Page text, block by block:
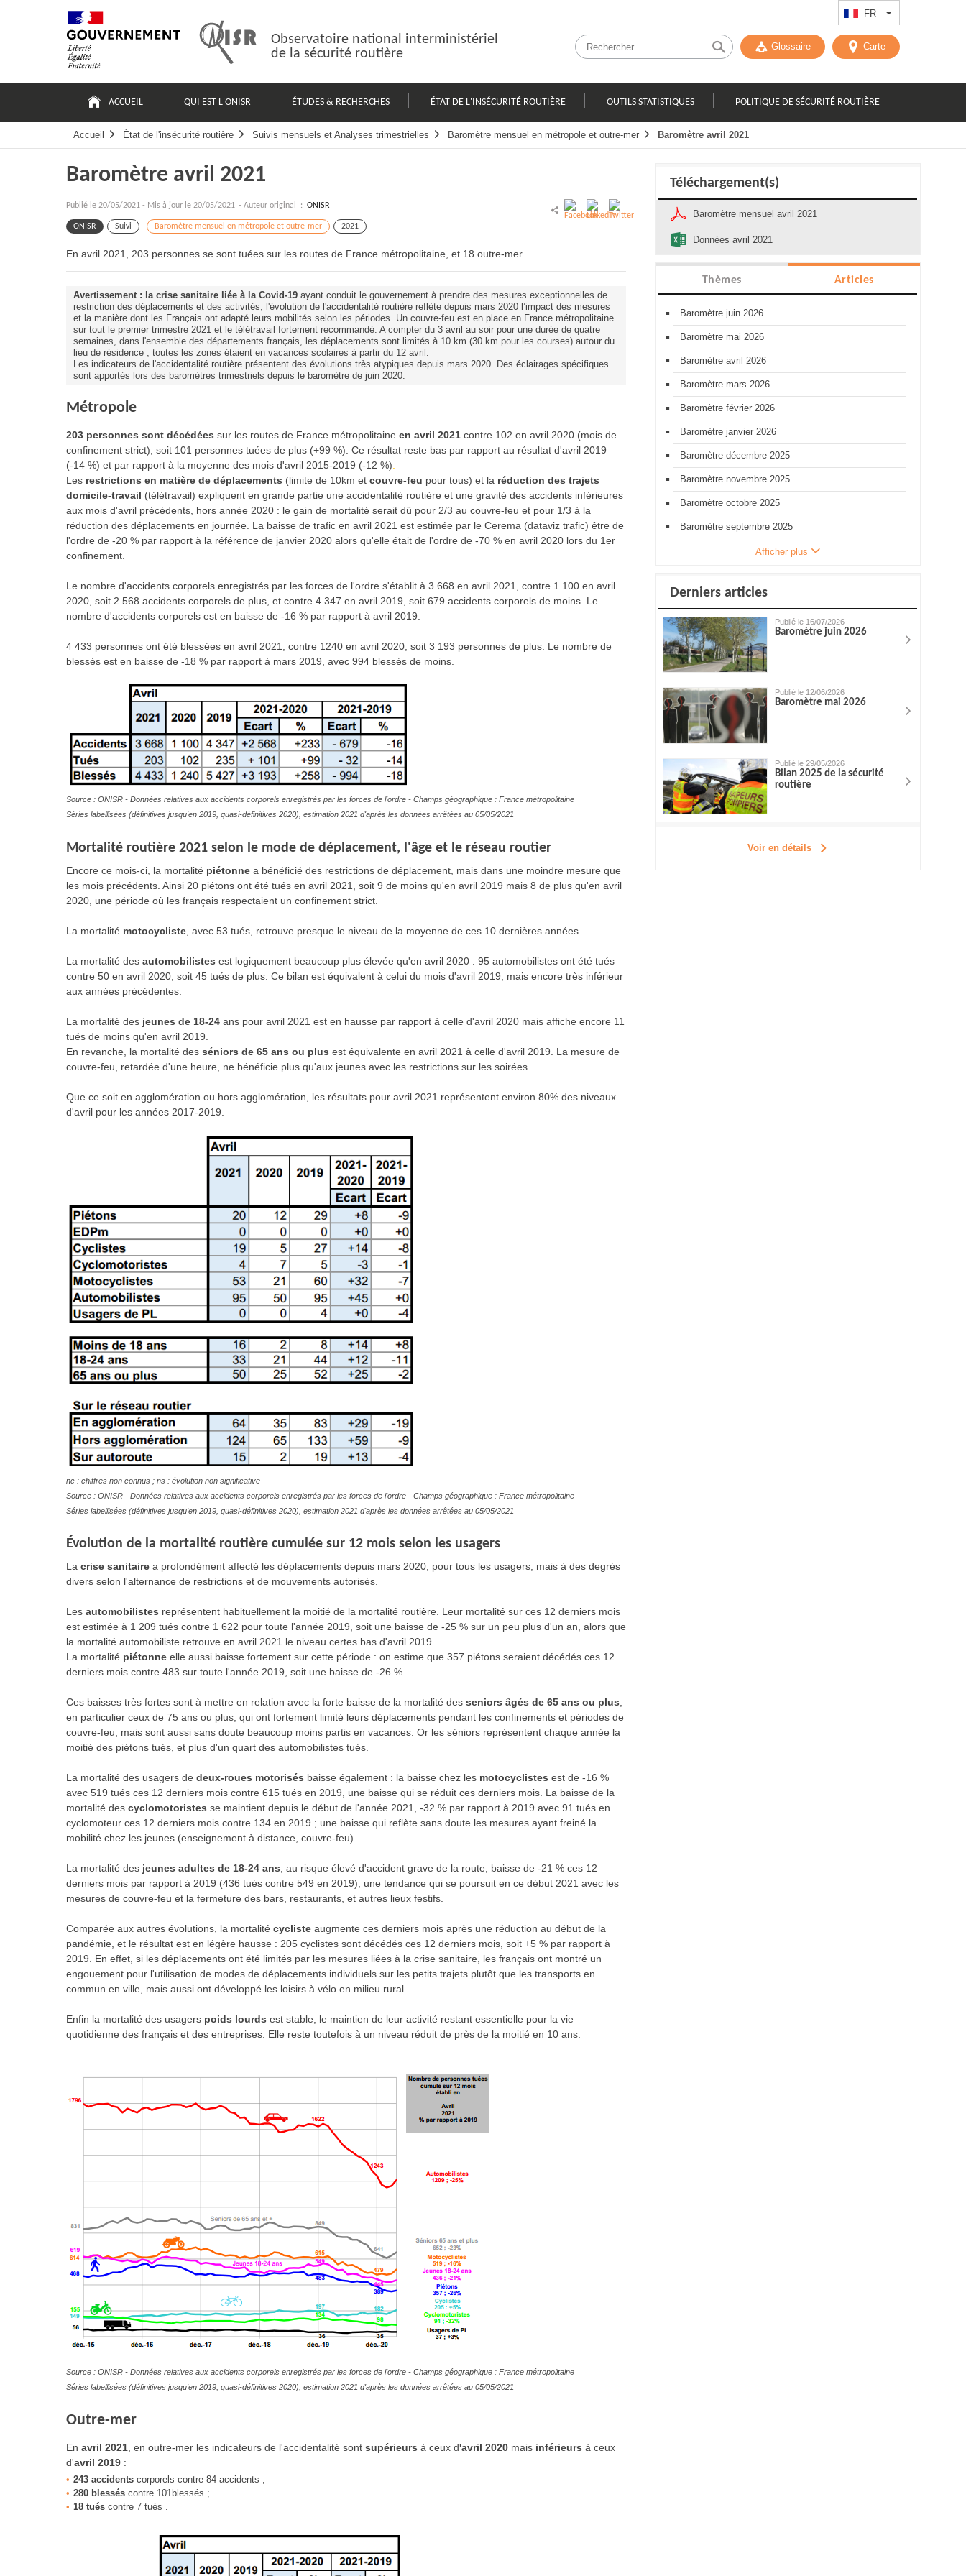
FR Lister les actions
Observatoire national interministériel
de la sécurité routière
Glossaire Carte
principale
ACCUEIL QUI EST L'ONISR ÉTUDES & RECHERCHES ÉTAT DE L'INSÉCURITÉ ROUTIÈRE OUTILS STATISTIQUES POLITIQUE DE SÉCURITÉ ROUTIÈRE
Accueil État de l'insécurité routière Suivis mensuels et Analyses trimestrielles Baromètre mensuel en métropole et outre-mer Baromètre avril 2021
Baromètre avril 2021
Publié le 20/05/2021 - Mis à jour le 20/05/2021 - Auteur original : ONISR
ONISR Suivi Baromètre mensuel en métropole et outre-mer 2021
En avril 2021, 203 personnes se sont tuées sur les routes de France métropolitaine, et 18 outre-mer.
Avertissement : la crise sanitaire liée à la Covid-19 ayant conduit le gouvernement à prendre des mesures exceptionnelles de
restriction des déplacements et des activités, l'évolution de l'accidentalité routière reflète depuis mars 2020 l’impact des mesures
et la manière dont les Français ont adapté leurs mobilités selon les périodes. Un couvre-feu est en place en France métropolitaine
sur tout le premier trimestre 2021 et le télétravail fortement recommandé. A compter du 3 avril au soir pour une durée de quatre
semaines, dans l'ensemble des départements français, les déplacements sont limités à 10 km (30 km pour les courses) autour du
lieu de résidence ; toutes les zones étaient en vacances scolaires à partir du 12 avril.
Les indicateurs de l'accidentalité routière présentent des évolutions très atypiques depuis mars 2020. Des éclairages spécifiques
sont apportés lors des baromètres trimestriels depuis le baromètre de juin 2020.
Métropole
203 personnes sont décédées sur les routes de France métropolitaine en avril 2021 contre 102 en avril 2020 (mois de
confinement strict), soit 101 personnes tuées de plus (+99 %). Ce résultat reste bas par rapport au résultat d'avril 2019
(-14 %) et par rapport à la moyenne des mois d'avril 2015-2019 (-12 %)
Les restrictions en matière de déplacements (limite de 10km et couvre-feu pour tous) et la réduction des trajets
domicile-travail (télétravail) expliquent en grande partie une accidentalité routière et une gravité des accidents inférieures
aux mois d'avril précédents, hors année 2020 : le gain de mortalité serait dû pour 2/3 au couvre-feu et pour 1/3 à la
réduction des déplacements en journée. La baisse de trafic en avril 2021 est estimée par le Cerema (dataviz trafic) être de
l'ordre de -20 % par rapport à la référence de janvier 2020 alors qu'elle était de l'ordre de -70 % en avril 2020 lors du 1er
confinement.
Le nombre d'accidents corporels enregistrés par les forces de l'ordre s'établit à 3 668 en avril 2021, contre 1 100 en avril
2020, soit 2 568 accidents corporels de plus, et contre 4 347 en avril 2019, soit 679 accidents corporels de moins. Le
nombre d'accidents corporels est en baisse de -16 % par rapport à avril 2019.
4 433 personnes ont été blessées en avril 2021, contre 1240 en avril 2020, soit 3 193 personnes de plus. Le nombre de
blessés est en baisse de -18 % par rapport à mars 2019, avec 994 blessés de moins.
Source : ONISR - Données relatives aux accidents corporels enregistrés par les forces de l'ordre - Champs géographique : France métropolitaine
Séries labellisées (définitives jusqu'en 2019, quasi-définitives 2020), estimation 2021 d'après les données arrêtées au 05/05/2021
Mortalité routière 2021 selon le mode de déplacement, l'âge et le réseau routier
Encore ce mois-ci, la mortalité piétonne a bénéficié des restrictions de déplacement, mais dans une moindre mesure que
les mois précédents. Ainsi 20 piétons ont été tués en avril 2021, soit 9 de moins qu'en avril 2019 mais 8 de plus qu'en avril
2020, une période où les français respectaient un confinement strict.
La mortalité motocycliste , avec 53 tués, retrouve presque le niveau de la moyenne de ces 10 dernières années.
La mortalité des automobilistes est logiquement beaucoup plus élevée qu'en avril 2020 : 95 automobilistes ont été tués
contre 50 en avril 2020, soit 45 tués de plus. Ce bilan est équivalent à celui du mois d'avril 2019, mais encore très inférieur
aux années précédentes.
La mortalité des jeunes de 18-24 ans pour avril 2021 est en hausse par rapport à celle d'avril 2020 mais affiche encore 11
tués de moins qu'en avril 2019.
En revanche, la mortalité des séniors de 65 ans ou plus est équivalente en avril 2021 à celle d'avril 2019. La mesure de
couvre-feu, retardée d'une heure, ne bénéficie plus qu'aux jeunes avec les restrictions sur les soirées.
Que ce soit en agglomération ou hors agglomération , les résultats pour avril 2021 représentent environ 80% des niveaux
d'avril pour les années 2017-2019.
nc : chiffres non connus ; ns : évolution non significative
Source : ONISR - Données relatives aux accidents corporels enregistrés par les forces de l'ordre - Champs géographique : France métropolitaine
Séries labellisées (définitives jusqu'en 2019, quasi-définitives 2020), estimation 2021 d'après les données arrêtées au 05/05/2021
Évolution de la mortalité routière cumulée sur 12 mois selon les usagers
La crise sanitaire a profondément affecté les déplacements depuis mars 2020, pour tous les usagers, mais à des degrés
divers selon l'alternance de restrictions et de mouvements autorisés.
Les automobilistes représentent habituellement la moitié de la mortalité routière. Leur mortalité sur ces 12 derniers mois
est estimée à 1 209 tués contre 1 622 pour toute l'année 2019, soit une baisse de -25 % sur un peu plus d'un an, alors que
la mortalité automobiliste retrouve en avril 2021 le niveau certes bas d'avril 2019.
La mortalité piétonne elle aussi baisse fortement sur cette période : on estime que 357 piétons seraient décédés ces 12
derniers mois contre 483 sur toute l'année 2019, soit une baisse de -26 %.
Ces baisses très fortes sont à mettre en relation avec la forte baisse de la mortalité des seniors âgés de 65 ans ou plus,
en particulier ceux de 75 ans ou plus, qui ont fortement limité leurs déplacements pendant les confinements et périodes de
couvre-feu, mais sont aussi sans doute beaucoup moins partis en vacances. Or les séniors représentent chaque année la
moitié des piétons tués, et plus d'un quart des automobilistes tués.
La mortalité des usagers de deux-roues motorisés baisse également : la baisse chez les motocyclistes est de -16 %
avec 519 tués ces 12 derniers mois contre 615 tués en 2019, une baisse qui se réduit ces derniers mois. La baisse de la
mortalité des cyclomotoristes se maintient depuis le début de l'année 2021, -32 % par rapport à 2019 avec 91 tués en
cyclomoteur ces 12 derniers mois contre 134 en 2019 ; une baisse qui reflète sans doute les mesures ayant freiné la
mobilité chez les jeunes (enseignement à distance, couvre-feu).
La mortalité des jeunes adultes de 18-24 ans, au risque élevé d'accident grave de la route, baisse de -21 % ces 12
derniers mois par rapport à 2019 (436 tués contre 549 en 2019), une tendance qui se poursuit en ce début 2021 avec les
mesures de couvre-feu et la fermeture des bars, restaurants, et autres lieux festifs.
Comparée aux autres évolutions, la mortalité cycliste augmente ces derniers mois après une réduction au début de la
pandémie, et le résultat est en légère hausse : 205 cyclistes sont décédés ces 12 derniers mois, soit +5 % par rapport à
2019. En effet, si les déplacements ont été limités par les mesures liées à la crise sanitaire, les français ont montré un
engouement pour l'utilisation de modes de déplacements individuels sur les petits trajets plutôt que les transports en
commun en ville, mais aussi ont développé les loisirs à vélo en milieu rural.
Enfin la mortalité des usagers poids lourds est stable, le maintien de leur activité restant essentielle pour la vie
quotidienne des français et des entreprises. Elle reste toutefois à un niveau réduit de près de la moitié en 10 ans.
Source : ONISR - Données relatives aux accidents corporels enregistrés par les forces de l'ordre - Champs géographique : France métropolitaine
Séries labellisées (définitives jusqu'en 2019, quasi-définitives 2020), estimation 2021 d'après les données arrêtées au 05/05/2021
Outre-mer
En avril 2021, en outre-mer les indicateurs de l'accidentalité sont supérieurs à ceux d'avril 2020 mais inférieurs à ceux
d'avril 2019 :
243 accidents corporels contre 84 accidents ;
280 blessés contre 101blessés ;
18 tués contre 7 tués .
Téléchargement(s)
Baromètre mensuel avril 2021
Données avril 2021
Thèmes Articles
Baromètre juin 2026
Baromètre mai 2026
Baromètre avril 2026
Baromètre mars 2026
Baromètre février 2026
Baromètre janvier 2026
Baromètre décembre 2025
Baromètre novembre 2025
Baromètre octobre 2025
Baromètre septembre 2025
Afficher plus
Derniers articles
Publié le 16/07/2026
Baromètre juin 2026
Publié le 12/06/2026
Baromètre mai 2026
Publié le 29/05/2026
Bilan 2025 de la sécurité
routière
Voir en détails